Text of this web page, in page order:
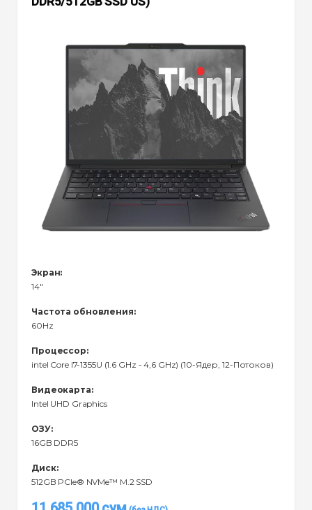
Экран:
14"
Частота обновления:
60Hz
Процессор:
intel Core I7-1355U (1.6 GHz - 4,6 GHz) (10-Ядер, 12-Потоков)
Видеокарта:
Intel UHD Graphics
ОЗУ:
16GB DDR5
Диск:
512GB PCIe® NVMe™ M.2 SSD